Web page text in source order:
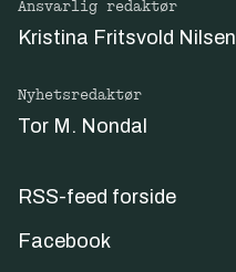
Ansvarlig redaktør
Kristina Fritsvold Nilsen
Nyhetsredaktør
Tor M. Nondal
RSS-feed forside
Facebook